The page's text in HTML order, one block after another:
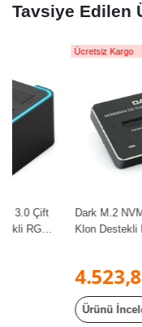
Tavsiye Edilen
Ücretsiz Kargo
Dark M.2 NVMe, M2
Klon Destekli Disk
4.523,81 ₺
Ürünü İncele